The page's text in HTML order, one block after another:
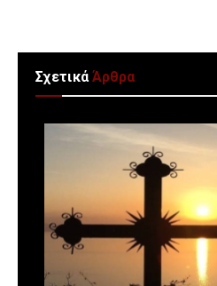
ΣχετικάΆρθρα